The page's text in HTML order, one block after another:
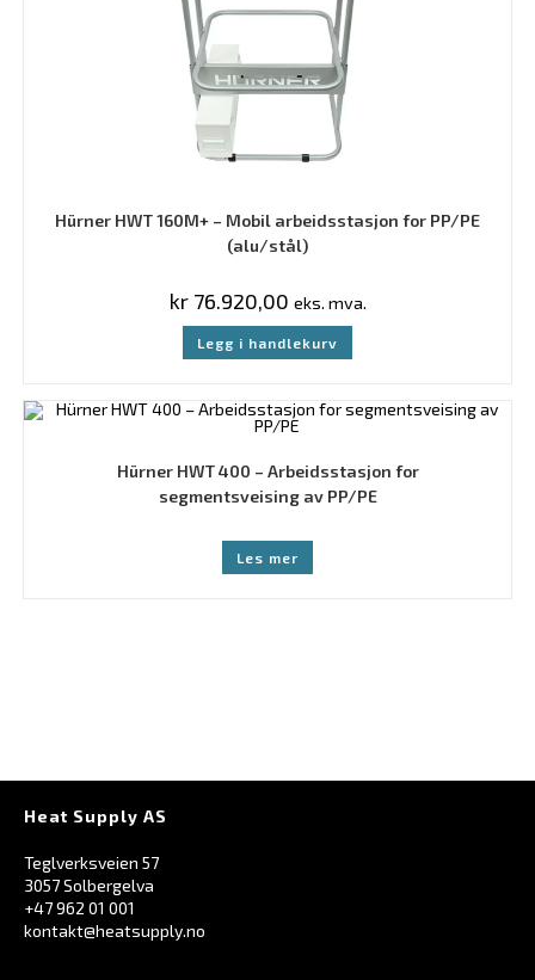
Hürner HWT 160M+ – Mobil arbeidsstasjon for PP/PE
(alu/stål)
kr76.920,00 eks. mva.
Legg i handlekurv
Hürner HWT 400 – Arbeidsstasjon for
segmentsveising av PP/PE
Les mer
Heat Supply AS
Teglverksveien 57
3057 Solbergelva
+47 962 01 001
kontakt@heatsupply.no